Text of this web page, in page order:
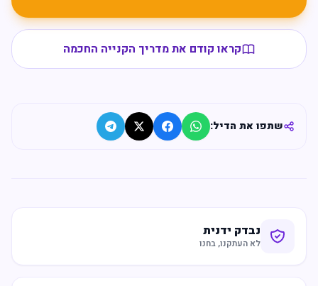
קראו קודם את מדריך הקנייה החכמה
שתפו את הדיל:
נבדק ידנית
לא העתקנו, בחנו